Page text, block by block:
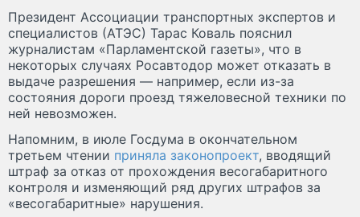
Президент Ассоциации транспортных экспертов и
специалистов (АТЭС) Тарас Коваль пояснил
журналистам «Парламентской газеты», что в
некоторых случаях Росавтодор может отказать в
выдаче разрешения — например, если из-за
состояния дороги проезд тяжеловесной техники по
ней невозможен.
Напомним, в июле Госдума в окончательном
третьем чтении приняла законопроект, вводящий
штраф за отказ от прохождения весогабаритного
контроля и изменяющий ряд других штрафов за
«весогабаритные» нарушения.